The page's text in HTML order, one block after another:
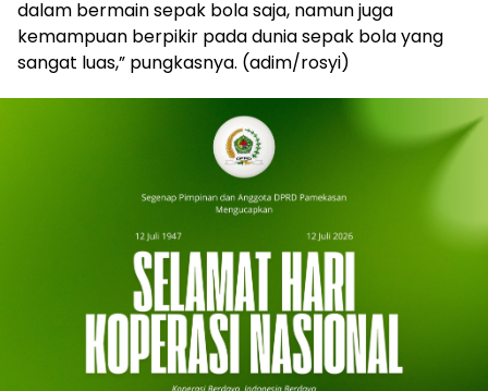
dalam bermain sepak bola saja, namun juga
kemampuan berpikir pada dunia sepak bola yang
sangat luas,” pungkasnya. (adim/rosyi)